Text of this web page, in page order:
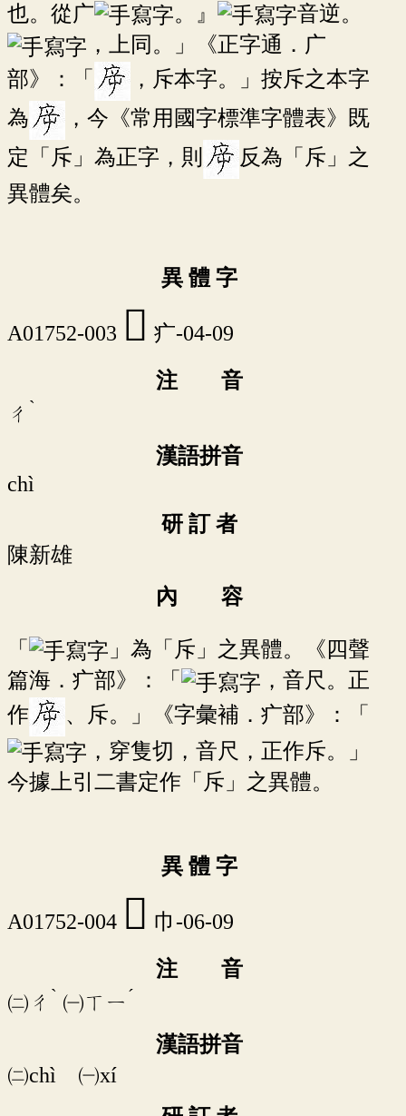
也。從广
。』
音逆。
，上同。」《正字通．广
部》：「
，斥本字。」按斥之本字
為
，今《常用國字標準字體表》既
定「斥」為正字，則
反為「斥」之
異體矣。
異 體 字
A01752-003 𤵍 疒-04-09
注 音
ㄔ ˋ
漢語拼音
chì
研 訂 者
陳新雄
內 容
「
」為「斥」之異體。《四聲
篇海．疒部》：「
，音尺。正
作
、斥。」《字彙補．疒部》：「
，穿隻切，音尺，正作斥。」
今據上引二書定作「斥」之異體。
異 體 字
A01752-004 󱫳 巾-06-09
注 音
㈡ ㄔ ˋ ㈠ㄒㄧ ˊ
漢語拼音
㈡chì ㈠xí